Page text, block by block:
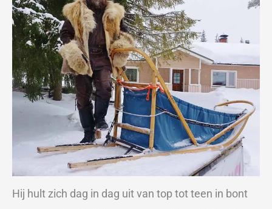
Hij hult zich dag in dag uit van top tot teen in bont